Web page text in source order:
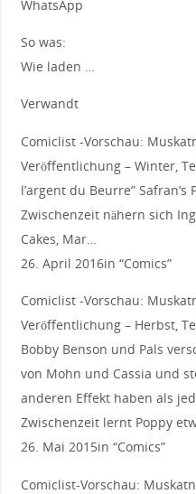
WhatsApp
So was:
Wie laden …
Verwandt
Comiclist -Vorschau:
Veröffentlichung – Winter,
l’argent du Beurre”
Zwischenzeit nähern sich
Cakes, Mar…
26. April 2016in “Comics”
Comiclist -Vorschau:
Veröffentlichung – Herbst,
Bobby Benson und Pals
von Mohn und Cassia und
anderen Effekt haben als
Zwischenzeit lernt Poppy
26. Mai 2015in “Comics”
Comiclist-Vorschau: